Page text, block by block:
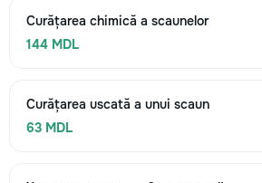
Curățarea chimică a scaunelor
144 MDL
Curățarea uscată a unui scaun
63 MDL